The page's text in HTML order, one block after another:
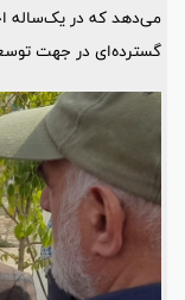
می‌دهد که در یک‌ساله
گسترده‌ای در جهت